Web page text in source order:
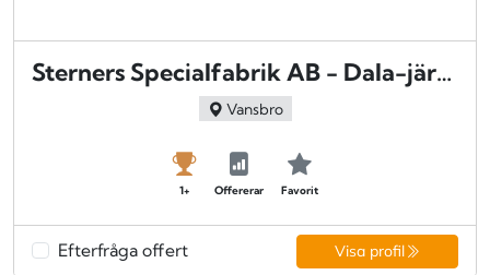
Sterners Specialfabrik AB - Dala-järna
Vansbro
1+ Offererar Favorit
Efterfråga offert Visa profil